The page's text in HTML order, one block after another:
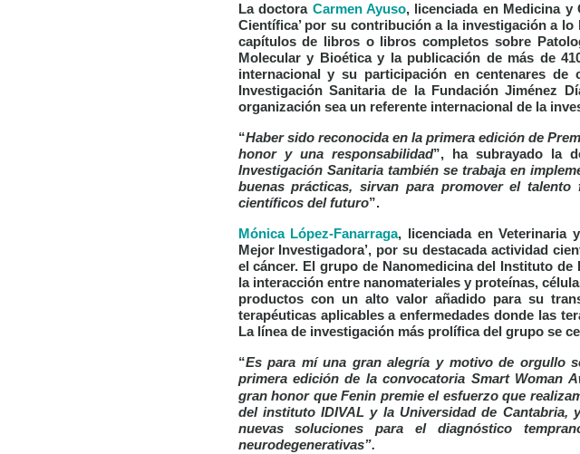
La doctora Carmen Ayuso, licenciada en Medicina y
Científica’por su contribución a la investigación a lo
capítulos de libros o libros completos sobre
Molecular y Bioética y la publicación de más de
internacional y su participación en centenares
Investigación Sanitaria de la Fundación Jiménez
organización sea un referente internacional de la
“Haber sido reconocida en la primera edición de
honor y una responsabilidad”, ha subrayado la
Investigación Sanitaria también se trabaja en
buenas prácticas, sirvan para promover el
científicos del futuro”.
Mónica López-Fanarraga, licenciada en Veterinaria
Mejor Investigadora’, por su destacada actividad
el cáncer. El grupo de Nanomedicina del Instituto
la interacción entre nanomateriales y proteínas,
productos con un alto valor añadido para su
terapéuticas aplicables a enfermedades donde las
La línea de investigación más prolífica del grupo se
“Es para mí una gran alegría y motivo de orgullo
primera edición de la convocatoria Smart Woman
gran honor que Fenin premie el esfuerzo que
del instituto IDIVAL y la Universidad de
nuevas soluciones para el diagnóstico
neurodegenerativas”.